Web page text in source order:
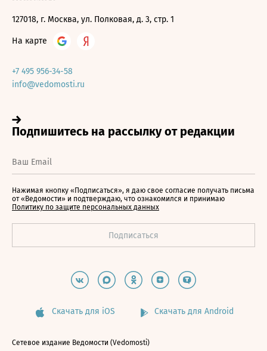
127018, г. Москва, ул. Полковая, д. 3, стр. 1
На карте
+7 495 956-34-58
info@vedomosti.ru
Нажимая кнопку «Подписаться», я даю свое согласие получать письма
от «Ведомости» и подтверждаю, что ознакомился и принимаю
Политику по защите персональных данных
Скачать для iOS Скачать для Android
Сетевое издание Ведомости (Vedomosti)